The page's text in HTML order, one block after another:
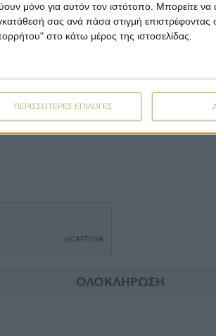
μόνο για αυτόν τον ιστότοπο. Μπορείτε να
σας ανά πάσα στιγμή επιστρέφοντας
στο κάτω μέρος της ιστοσελίδας.
ΠΕΡΙΣΣΟΤΕΡΕΣ ΕΠΙΛΟΓΕΣ
Email*